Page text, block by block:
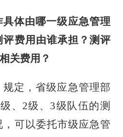
体由哪一级应急管理
费用由谁承担？测评
关费用？
定，省级应急管理部
级、 2级、 3级队伍的测
可以委托市级应急管